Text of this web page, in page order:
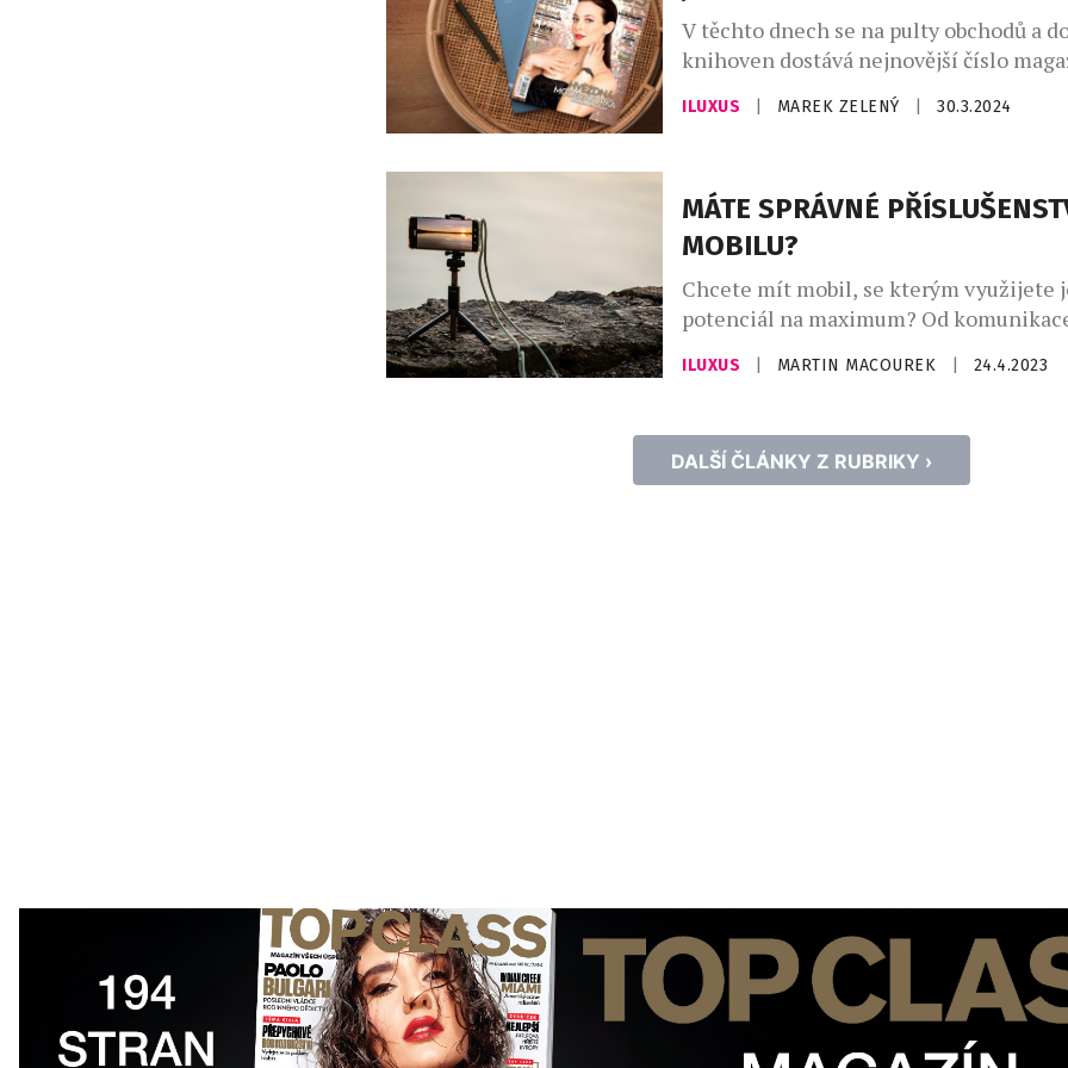
české krajině a nabízí unikátní
V těchto dnech se na pulty obchodů a
knihoven dostává nejnovější číslo
milovníky luxusu, elegance a
čtenáře do světa nevšedního pohodlí,
nezapomenutelných cest a
ILUXUS MAREK ZELENÝ 30.3.2024
MÁTE SPRÁVNÉ
MOBILU?
Chcete mít mobil, se kterým využijete
potenciál na maximum? Od komunikace
mobilního telefonu je téměř
jeho funkčnost a použitelnost co možná
tomto článku se podíváme na několik
ILUXUS MARTIN MACOUREK 24.4.2023
DALŠÍ ČLÁNKY Z RUBRIKY ›